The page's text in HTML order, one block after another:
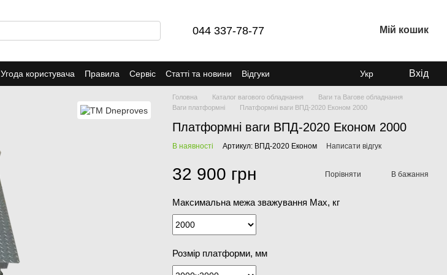
044 337-78-77 Мій кошик
Угода користувача Правила Сервіс Статті та новини
Відгуки
Укр Вхід
Головна Каталог вагового обладнання
Ваги та Вагове обладнання
Ваги платформні
Платформні ваги ВПД-2020 Економ 2000
Платформні ваги ВПД-2020 Економ 2000
В наявності Артикул: ВПД-2020 Економ Написати відгук
32 900 грн Порівняти В бажання
Максимальна межа зважування Мах, кг
Розмір платформи, мм